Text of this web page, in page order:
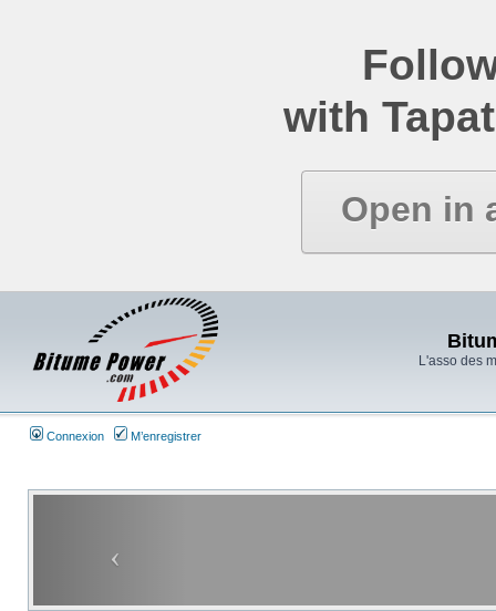
with
Open in
L'asso des
Connexion M’enregistrer